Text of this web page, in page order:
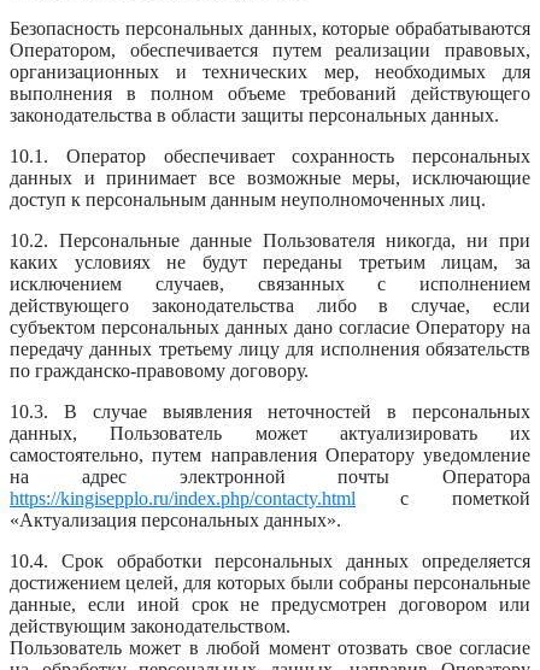
Безопасность персональных данных, которые обрабатываются
Оператором, обеспечивается путем реализации правовых,
организационных и технических мер, необходимых для
выполнения в полном объеме требований действующего
законодательства в области защиты персональных данных.
10.1. Оператор обеспечивает сохранность персональных
данных и принимает все возможные меры, исключающие
доступ к персональным данным неуполномоченных лиц.
10.2. Персональные данные Пользователя никогда, ни при
каких условиях не будут переданы третьим лицам, за
исключением случаев, связанных с исполнением
действующего законодательства либо в случае, если
субъектом персональных данных дано согласие Оператору на
передачу данных третьему лицу для исполнения обязательств
по гражданско-правовому договору.
10.3. В случае выявления неточностей в персональных
данных, Пользователь может актуализировать их
самостоятельно, путем направления Оператору уведомление
на адрес электронной почты Оператора
https://kingisepplo.ru/index.php/contacty.html с пометкой
«Актуализация персональных данных».
10.4. Срок обработки персональных данных определяется
достижением целей, для которых были собраны персональные
данные, если иной срок не предусмотрен договором или
действующим законодательством.
Пользователь может в любой момент отозвать свое согласие